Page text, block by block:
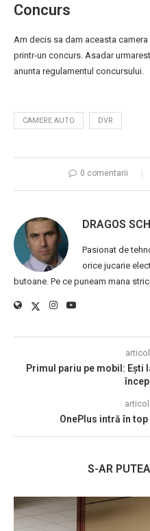
Concurs
Am decis sa dam aceasta
printr-un concurs. Asadar
anunta regulamentul concursului.
CAMERE AUTO DVR
0 comentarii
DRAGOS
Pasionat de
orice jucarie
butoane. Pe ce puneam mana
Primul pariu pe mobil: Ești
OnePlus intră în
S-AR